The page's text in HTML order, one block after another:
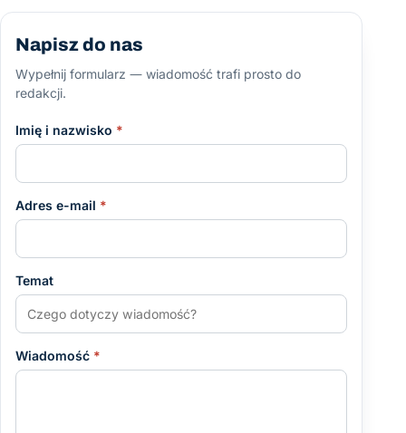
Napisz do nas
Wypełnij formularz — wiadomość trafi prosto do
redakcji.
Imię i nazwisko *
Adres e-mail *
Temat
Wiadomość *